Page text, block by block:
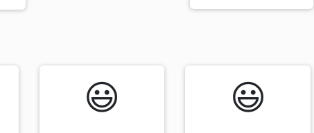
😃️ 😃️